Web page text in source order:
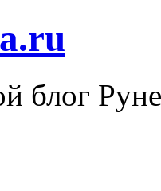
блог